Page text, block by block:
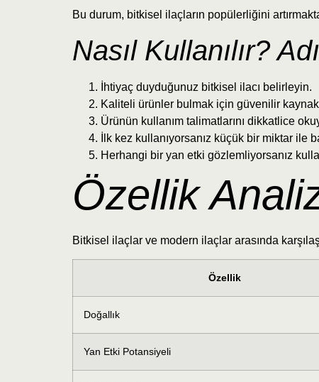
Bu durum, bitkisel ilaçların popülerliğini
Nasıl Kullanılır?
İhtiyaç duyduğunuz bitkisel ilacı belirleyin.
Kaliteli ürünler bulmak için güvenilir
Ürünün kullanım talimatlarını dikkatlice
İlk kez kullanıyorsanız küçük bir miktar ile
Herhangi bir yan etki gözlemliyorsanız
Özellik
Bitkisel ilaçlar ve modern ilaçlar arasında
Özellik
Doğallık
Yan Etki Potansiyeli